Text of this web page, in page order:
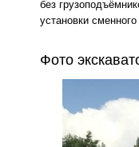
без
установки
Фото